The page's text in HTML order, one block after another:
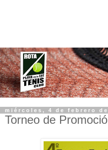
miércoles, 4 de febrero de
Torneo de